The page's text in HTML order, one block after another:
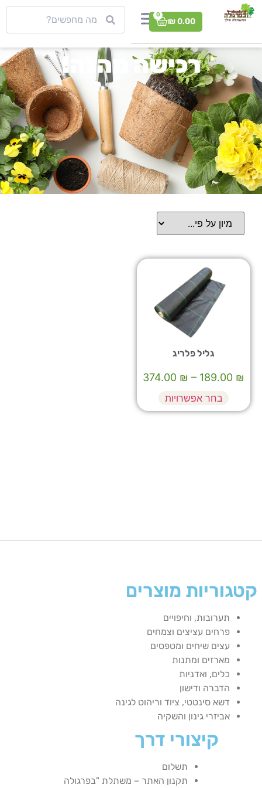
₪0.00
0
רכישה מהנה!
גליל פלריג
₪
–
₪
בחר אפשרויות
קטגוריות מוצרים
תערובות, וחיפויים
פרחים עציצים וצמחים
עצים שיחים ומטפסים
מארזים ומתנות
כלים, ואדניות
הדברה ודישון
דשא סינטטי, ציוד וריהוט לגינה
אביזרי גינון והשקיה
קיצורי דרך
תשלום
תקנון האתר – משתלת "בפרגולה